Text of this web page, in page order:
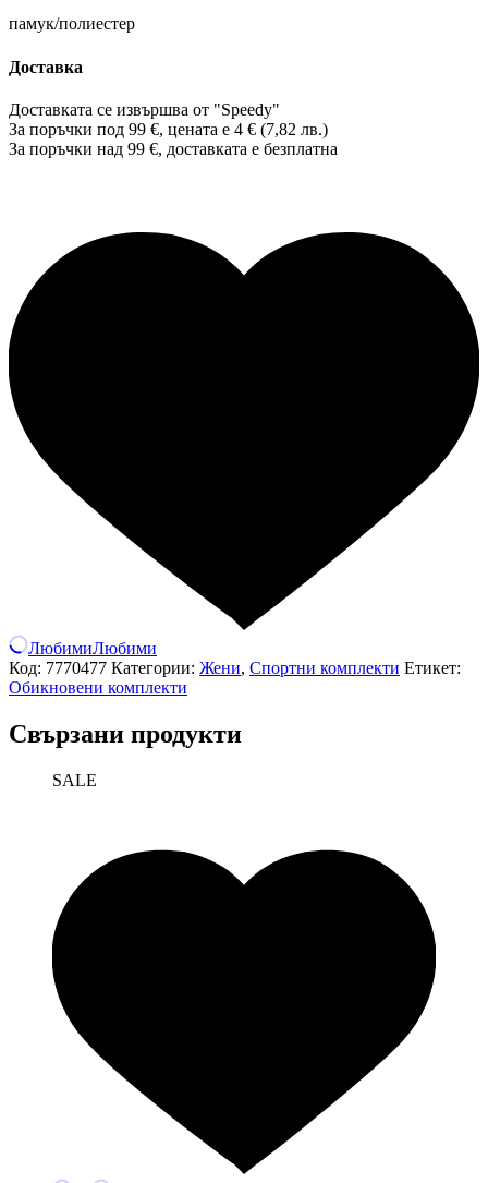
памук/полиестер
Доставка
Доставката се извършва от "Speedy"
За поръчки под 99 €, цената е 4 € (7,82 лв.)
За поръчки над 99 €, доставката е безплатна
ЛюбимиЛюбими
Код: 7770477 Категории: Жени, Спортни комплекти Етикет:
Обикновени комплекти
Свързани продукти
SALE